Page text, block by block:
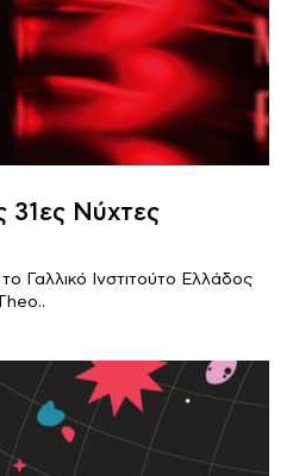
31ες Νύχτες
Γαλλικό Ινστιτούτο Ελλάδος